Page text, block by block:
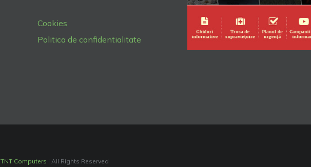
Cookies
Politica de confidentialitate
TNT Computers | All Rights Reserved